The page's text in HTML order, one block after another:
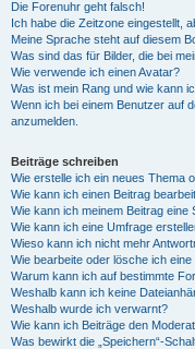
Die Forenuhr geht falsch!
Ich habe die Zeitzone eingestellt,
Meine Sprache steht auf diesem
Was sind das für Bilder, die bei
Wie verwende ich einen Avatar?
Was ist mein Rang und wie kann
Wenn ich bei einem Benutzer auf
anzumelden.
Beiträge schreiben
Wie erstelle ich ein neues Thema
Wie kann ich einen Beitrag
Wie kann ich meinem Beitrag eine
Wie kann ich eine Umfrage
Wieso kann ich nicht mehr
Wie bearbeite oder lösche ich
Warum kann ich auf bestimmte
Weshalb kann ich keine
Weshalb wurde ich verwarnt?
Wie kann ich Beiträge den
Was bewirkt die „Speichern“-